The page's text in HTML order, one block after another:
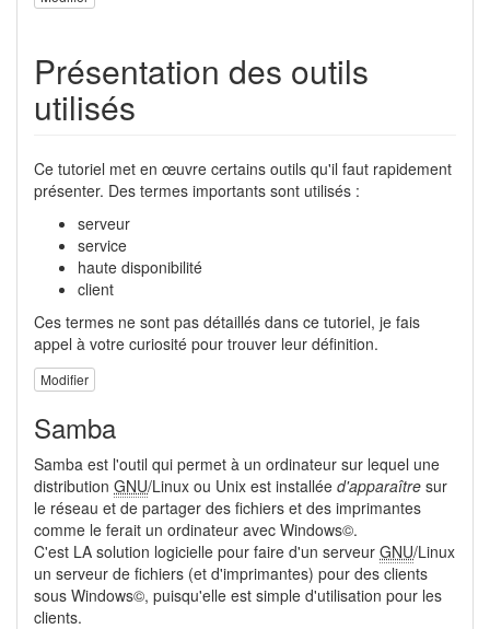
Présentation des outils
utilisés
Ce tutoriel met en œuvre certains outils qu'il faut rapidement
présenter. Des termes importants sont utilisés :
serveur
service
haute disponibilité
client
Ces termes ne sont pas détaillés dans ce tutoriel, je fais
appel à votre curiosité pour trouver leur définition.
Modifier
Samba
Samba est l'outil qui permet à un ordinateur sur lequel une
distribution GNU/Linux ou Unix est installée d'apparaître sur
le réseau et de partager des fichiers et des imprimantes
comme le ferait un ordinateur avec Windows©.
C'est LA solution logicielle pour faire d'un serveur GNU/Linux
un serveur de fichiers (et d'imprimantes) pour des clients
sous Windows©, puisqu'elle est simple d'utilisation pour les
clients.